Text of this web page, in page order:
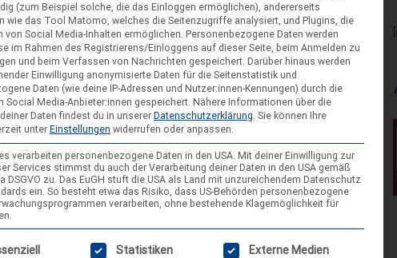
(zum Beispiel solche, die das Einloggen ermöglichen), andererseits
wie das Tool Matomo, welches die Seitenzugriffe analysiert, und Plugins, die
von Social Media-Inhalten ermöglichen. Personenbezogene Daten werden
im Rahmen des Registrierens/Einloggens auf dieser Seite, beim Anmelden zu
und beim Verfassen von Nachrichten gespeichert. Darüber hinaus werden
Einwilligung anonymisierte Daten für die Seitenstatistik und
Daten (wie deine IP-Adressen und Nutzer:innen-Kennungen) durch die
Social Media-Anbieter:innen gespeichert. Nähere Informationen über die
Daten findest du in unserer Datenschutzerklärung Sie können Ihre
unter Einstellungen widerrufen oder anpassen.
verarbeiten personenbezogene Daten in den USA. Mit deiner Einwilligung zur
Services stimmst du auch der Verarbeitung deiner Daten in den USA gemäß
DSGVO zu. Das EuGH stuft die USA als Land mit unzureichendem Datenschutz
ein. So besteht etwa das Risiko, dass US-Behörden personenbezogene
verarbeiten, ohne bestehende Klagemöglichkeit für
Liste der Service-Gruppen, für die eine Einwilligung erteilt werden kann.
Statistiken Externe Medien